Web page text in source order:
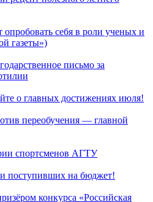
себя в роли ученых и
газеты»)
письмо за
о главных достижениях июля!
переобучения — главной
спортсменов АГТУ
поступивших на бюджет!
конкурса «Российская